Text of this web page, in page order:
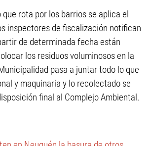
que rota por los barrios se aplica el
inspectores de fiscalización notifican
de determinada fecha están
los residuos voluminosos en la
pasa a juntar todo lo que
y maquinaria y lo recolectado se
final al Complejo Ambiental.